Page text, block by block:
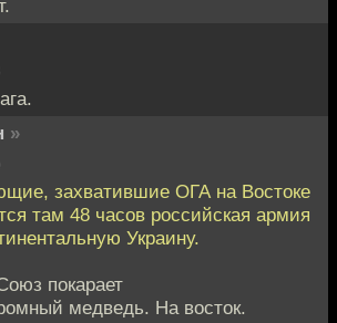
»
захватившие ОГА на Востоке
там 48 часов российская армия
Украину.
покарает
медведь. На восток.